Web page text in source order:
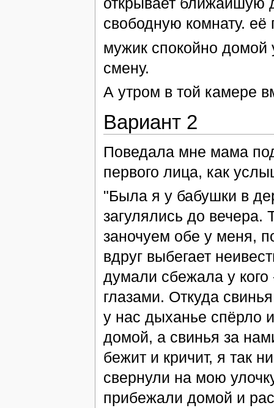
свободную комнату.
мужик спокойно
смену.
А утром в той камере
Вариант 2
Поведала мне мама
первого лица, как
"Была я у бабушки в
загулялись до
заночуем обе у меня,
вдруг выбегает
думали сбежала у
глазами. Откуда
у нас дыханье спёрло
домой, а свинья за
бежит и кричит, я так
свернули на мою
прибежали домой и